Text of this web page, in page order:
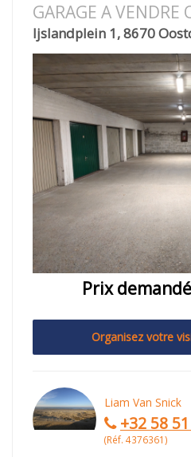
GARAGE A VENDRE
Ijslandplein 1, 8670
Prix
Organisez votre
Liam Van Snick
+32 58
(Réf. 4376361)